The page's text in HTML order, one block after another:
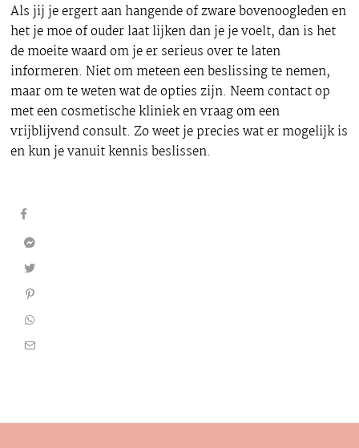
Als jij je ergert aan hangende of zware bovenoogleden en
het je moe of ouder laat lijken dan je je voelt, dan is het
de moeite waard om je er serieus over te laten
informeren. Niet om meteen een beslissing te nemen,
maar om te weten wat de opties zijn. Neem contact op
met een cosmetische kliniek en vraag om een
vrijblijvend consult. Zo weet je precies wat er mogelijk is
en kun je vanuit kennis beslissen.